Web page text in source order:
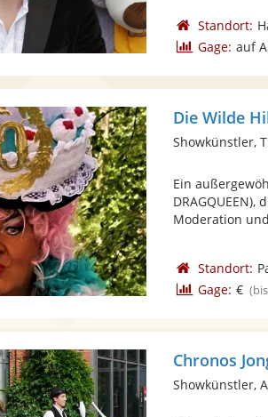
Standort:
Gage: auf
Die Wilde
Showkünstler,
Ein
Moderation
Standort:
Gage: €
Chronos
Showkünstler,